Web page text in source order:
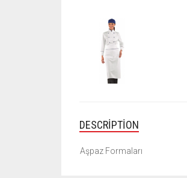
DESCRIPTION
Aşpaz Formaları